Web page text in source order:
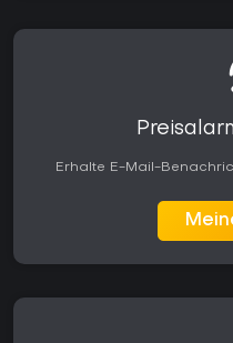
Erhalte E-Mail-